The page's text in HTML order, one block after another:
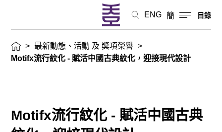
ENG 簡 目錄
紋
化，
現
> 最新動態、活動 及 獎項榮譽 >
Motifx流行紋化 - 賦活中國古典紋化，迎接現代設計
Motifx流行紋化 - 賦活中國古典